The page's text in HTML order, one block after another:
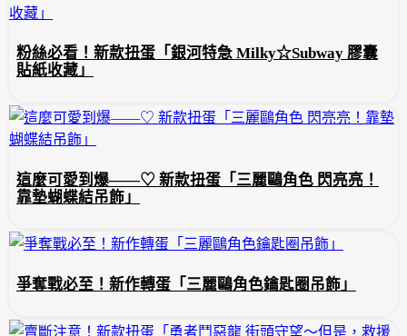
粉絲必看！新款扭蛋「銀河特急 Milky☆Subway 膠囊
貼紙收藏」
這麼可愛到爆——♡ 新款扭蛋「三麗鷗角色 閃亮亮！
靠墊蝴蝶結吊飾」
爭奪戰必至！新作轉蛋「三麗鷗角色鑰匙圈吊飾」